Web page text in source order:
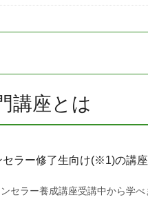
講座とは
ラー修了生向け(※1)の講
セラー養成講座受講中から学べ